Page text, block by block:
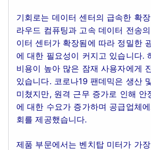
기회로는 데이터 센터의 급속한 확
라우드 컴퓨팅과 고속 데이터 전송
이터 센터가 확장됨에 따라 정밀한
에 대한 필요성이 커지고 있습니다.
비용이 높아 많은 잠재 사용자에게
있습니다. 코로나19 팬데믹은 생산
미쳤지만, 원격 근무 증가로 인해 안
에 대한 수요가 증가하며 공급업체
회를 제공했습니다.
제품 부문에서는 벤치탑 미터가 가